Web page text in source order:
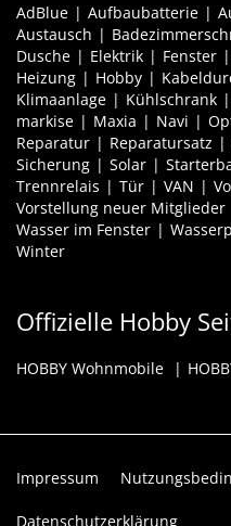
AdBlue Aufbaubatterie
Austausch
Dusche
Elektrik Fenster
Heizung
Hobby
Klimaanlage
Kühlschrank
markise
Maxia Navi
Reparatur
Reparatursatz
Sicherung
Solar
Trennrelais
Tür VAN
Vorstellung neuer Mitglieder
Wasser im Fenster
Winter
Offizielle Hobby
HOBBY Wohnmobile
Impressum
Datenschutzerklärung